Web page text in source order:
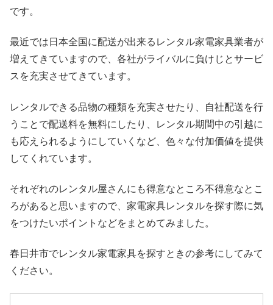
です。
最近では日本全国に配送が出来るレンタル家電家具業者が
増えてきていますので、各社がライバルに負けじとサービ
スを充実させてきています。
レンタルできる品物の種類を充実させたり、自社配送を行
うことで配送料を無料にしたり、レンタル期間中の引越に
も応えられるようにしていくなど、色々な付加価値を提供
してくれています。
それぞれのレンタル屋さんにも得意なところ不得意なとこ
ろがあると思いますので、家電家具レンタルを探す際に気
をつけたいポイントなどをまとめてみました。
春日井市でレンタル家電家具を探すときの参考にしてみて
ください。